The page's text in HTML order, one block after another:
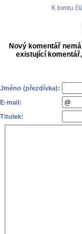
K tomtu
Nový komentář
existující
Jméno (přezdívka):
E-mail:
Titulek: